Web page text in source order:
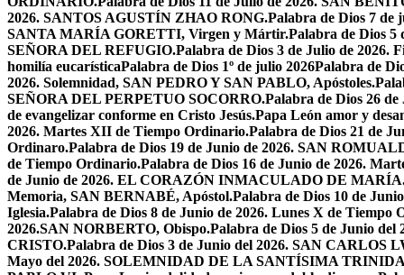
2026. SANTOS AGUSTÍN ZHAO RONG.Palabra de Dios 7 de
SANTA MARÍA GORETTI, Virgen y Mártir.Palabra de Dios
SEÑORA DEL REFUGIO.Palabra de Dios 3 de Julio de 2026.
homilía eucarísticaPalabra de Dios 1º de julio 2026Palabra de
2026. Solemnidad, SAN PEDRO Y SAN PABLO, Apóstoles.
SEÑORA DEL PERPETUO SOCORRO.Palabra de Dios 26
de evangelizar conforme en Cristo Jesús.Papa León amor y
2026. Martes XII de Tiempo Ordinario.Palabra de Dios 21 de
Ordinaro.Palabra de Dios 19 de Junio de 2026. SAN
de Tiempo Ordinario.Palabra de Dios 16 de Junio de 2026.
de Junio de 2026. EL CORAZÓN INMACULADO DE
Memoria, SAN BERNABÉ, Apóstol.Palabra de Dios 10 de
Iglesia.Palabra de Dios 8 de Junio de 2026. Lunes X de Tiempo
2026.SAN NORBERTO, Obispo.Palabra de Dios 5 de Junio
CRISTO.Palabra de Dios 3 de Junio del 2026. SAN CARLOS
Mayo del 2026. SOLEMNIDAD DE LA SANTÍSIMA